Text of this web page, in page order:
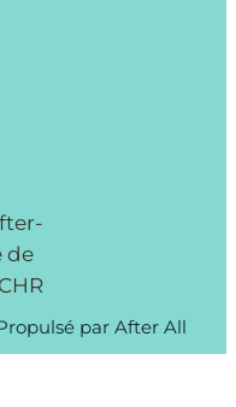
par After All